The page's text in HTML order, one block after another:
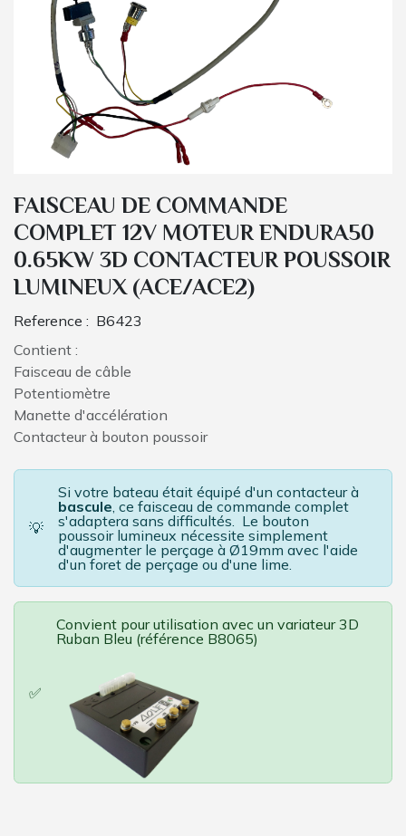
FAISCEAU DE COMMANDE
COMPLET 12V MOTEUR ENDURA50
0.65KW 3D CONTACTEUR POUSSOIR
LUMINEUX (ACE/ACE2)
Reference : B6423
Contient :
Faisceau de câble
Potentiomètre
Manette d'accélération
Contacteur à bouton poussoir
💡
Si votre bateau était équipé d'un contacteur à
bascule, ce faisceau de commande complet
s'adaptera sans difficultés. Le bouton
poussoir lumineux nécessite simplement
d'augmenter le perçage à Ø19mm avec l'aide
d'un foret de perçage ou d'une lime.
✅
Convient pour utilisation avec un variateur 3D
Ruban Bleu (référence B8065)